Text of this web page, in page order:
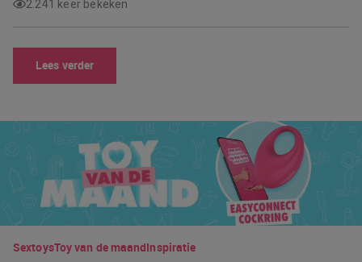
2.241 keer bekeken
Lees verder
SextoysToy van de maandInspiratie